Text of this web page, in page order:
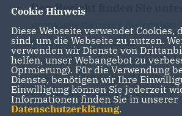
Den Bericht finden Sie unter
www.suedkurier.de/
baar-heuberg/titisee-
neustadt/Badeparadies-
waechst-kontinuierlich-
weiter;art372535,4463372
Cookie Hinweis
Diese Webseite verwendet Cookies,
sind, um die Webseite zu nutzen.
verwenden wir Dienste von
helfen, unser Webangebot zu
Optmierung). Für die Verwendung
Dienste, benötigen wir Ihre
Einwilligung können Sie jederzeit
Informationen finden Sie in unserer
Datenschutzerklärung.